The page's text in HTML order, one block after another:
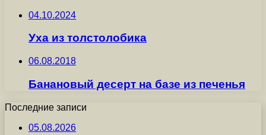
04.10.2024
Уха из толстолобика
06.08.2018
Банановый десерт на базе из печенья
Последние записи
05.08.2026